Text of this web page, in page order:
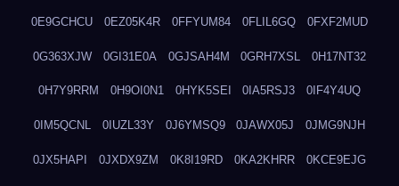
0E9GCHCU 0EZ05K4R 0FFYUM84 0FLIL6GQ 0FXF2MUD
0G363XJW 0GI31E0A 0GJSAH4M 0GRH7XSL 0H17NT32
0H7Y9RRM 0H9OI0N1 0HYK5SEI 0IA5RSJ3 0IF4Y4UQ
0IM5QCNL 0IUZL33Y 0J6YMSQ9 0JAWX05J 0JMG9NJH
0JX5HAPI 0JXDX9ZM 0K8I19RD 0KA2KHRR 0KCE9EJG